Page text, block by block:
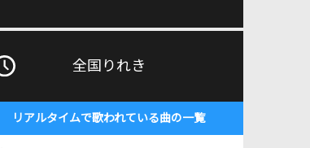
全国りれき
リアルタイムで歌われている曲の一覧